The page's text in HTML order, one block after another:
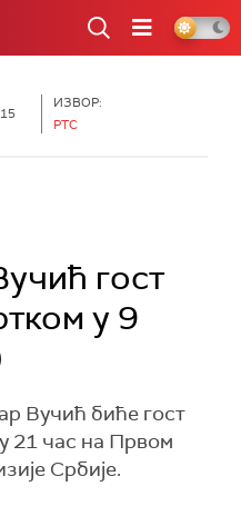
ИЗВОР:
РТС
гост
у 9
Вучић биће гост
21 час на Првом
Србије.